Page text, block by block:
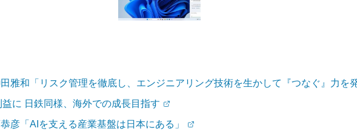
雅和「リスク管理を徹底し、エンジニアリング技術を生かして『つなぐ』力を
に 日鉄同様、海外での成長目指す
彦「AIを支える産業基盤は日本にある」